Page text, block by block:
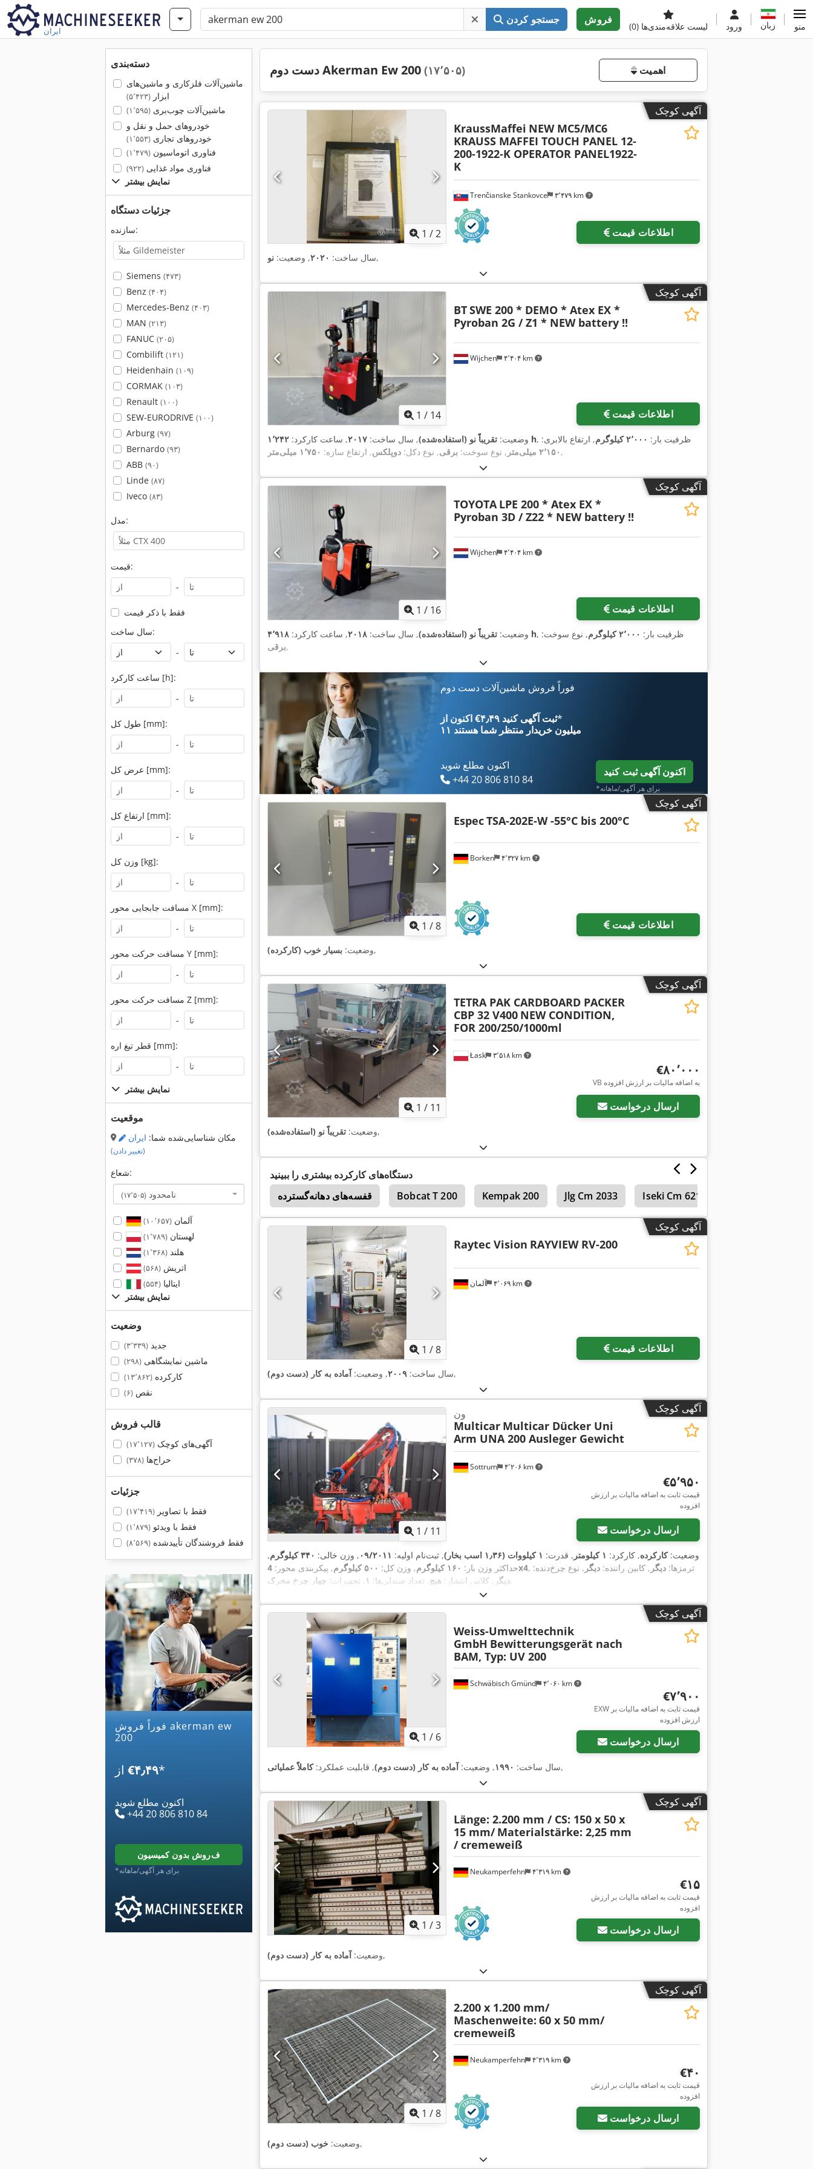
ایران
جستجو کردن فروش
لیست علاقه‌مندی‌ها (0) ورود زبان منو
دسته‌بندی
ماشین‌آلات فلزکاری و ماشین‌های
ابزار(۵٬۴۲۳)
ماشین‌آلات چوب‌بری(۱٬۵۹۵)
خودروهای حمل و نقل و
خودروهای تجاری(۱٬۵۵۳)
فناوری اتوماسیون(۱٬۴۷۹)
فناوری مواد غذایی(۹۲۲)
نمایش بیشتر
جزئیات دستگاه
سازنده:
Siemens (۴۷۳)
Benz (۴۰۴)
Mercedes-Benz (۴۰۳)
MAN (۲۱۳)
FANUC (۲۰۵)
Combilift (۱۲۱)
Heidenhain (۱۰۹)
CORMAK (۱۰۳)
Renault (۱۰۰)
SEW-EURODRIVE (۱۰۰)
Arburg (۹۷)
Bernardo (۹۳)
ABB (۹۰)
Linde (۸۷)
Iveco (۸۳)
مدل:
قیمت:
-
فقط با ذکر قیمت
سال ساخت:
-
ساعت کارکرد [h]:
-
طول کل [mm]:
-
عرض کل [mm]:
-
ارتفاع کل [mm]:
-
وزن کل [kg]:
-
مسافت جابجایی محور X [mm]:
-
مسافت حرکت محور Y [mm]:
-
مسافت حرکت محور Z [mm]:
-
قطر تیغ اره [mm]:
-
نمایش بیشتر
موقعیت
مکان شناسایی‌شده شما: ایران
(تغییر دادن)
شعاع:
نامحدود (۱۷٬۵۰۵)
آلمان(۱۰٬۶۵۷)
لهستان(۱٬۷۸۹)
هلند(۱٬۳۶۸)
اتریش(۵۶۸)
ایتالیا(۵۵۴)
نمایش بیشتر
وضعیت
جدید(۳٬۳۳۹)
ماشین نمایشگاهی(۲۹۸)
کارکرده(۱۳٬۸۶۲)
نقص(۶)
قالب فروش
آگهی‌های کوچک(۱۷٬۱۲۷)
حراج‌ها(۳۷۸)
جزئیات
فقط با تصاویر(۱۷٬۴۱۹)
فقط با ویدئو(۱٬۸۷۹)
فقط فروشندگان تأییدشده(۸٬۵۶۹)
فوراً فروش akerman ew
200
‎€۴٫۴۹*
اکنون مطلع شوید
+44 20 806 810 84
فروش بدون کمیسیون
*برای هر آگهی/ماهانه
دست دوم Akerman Ew 200 (۱۷٬۵۰۵) اهمیت
آگهی کوچک
1 /2
Trenčianske Stankovce ۳٬۴۷۹ km
KraussMaffei NEW MC5/MC6
KRAUSS MAFFEI TOUCH PANEL 12-
200-1922-K OPERATOR PANEL1922-
K
اطلاعات قیمت
سال ساخت: ۲۰۲۰, وضعیت: نو ,
آگهی کوچک
1 / 14
Wijchen ۴٬۴۰۴ km
BTSWE 200 * DEMO * Atex EX *
Pyroban 2G / Z1 * NEW battery !!
اطلاعات قیمت
وضعیت: تقریباً نو (استفاده‌شده), سال ساخت: ۲۰۱۷, ساعت کارکرد: ۱٬۲۴۲ h , ظرفیت بار: ۲٬۰۰۰ کیلوگرم
, ارتفاع بالابری:
۲٬۱۵۰ میلی‌متر
, نوع سوخت: برقی, نوع دکل: دوپلکس, ارتفاع سازه: ۱٬۷۵۰ میلی‌متر ,
آگهی کوچک
1 / 16
Wijchen ۴٬۴۰۴ km
TOYOTA LPE 200 * Atex EX *
Pyroban 3D / Z22 * NEW battery !!
اطلاعات قیمت
وضعیت: تقریباً نو (استفاده‌شده), سال ساخت: ۲۰۱۸, ساعت کارکرد: ۴٬۹۱۸ h , ظرفیت بار: ۲٬۰۰۰ کیلوگرم
, نوع سوخت:
برقی,
فوراً فروش ماشین‌آلات دست دوم
اکنون از ‎€۴٫۴۹ ثبت آگهی کنید*
۱۱ میلیون خریدار منتظر شما هستند
اکنون مطلع شوید
+44 20 806 810 84
اکنون آگهی ثبت کنید
*برای هر آگهی/ماهانه
آگهی کوچک
1 /8
Borken ۴٬۳۲۷ km
EspecTSA-202E-W -55°C bis 200°C
اطلاعات قیمت
وضعیت: بسیار خوب (کارکرده) ,
آگهی کوچک
1 / 11
Łask ۳٬۵۱۸ km
TETRA PAK CARDBOARD PACKER
CBP 32 V400 NEW CONDITION,
FOR 200/250/1000ml
‎€۸۰٬۰۰۰
VB به اضافه مالیات بر ارزش افزوده
ارسال درخواست
وضعیت: تقریباً نو (استفاده‌شده) ,
دستگاه‌های کارکرده بیشتری را ببینید
قفسه‌های دهانه‌گسترده
Bobcat T 200 Kempak 200 Jlg Cm 2033 Iseki Cm 6217 H
Koelle Adh 50 Masturn 50 Bito
آگهی کوچک
1 /8
آلمان ۴٬۰۶۹ km
Raytec Vision RAYVIEW RV-200
اطلاعات قیمت
سال ساخت: ۲۰۰۹, وضعیت:آماده به کار (دست دوم) ,
آگهی کوچک
1 / 11
Sottrum ۴٬۲۰۶ km
ون
Multicar Multicar Dücker Uni
Arm UNA 200 Ausleger Gewicht
‎€۵٬۹۵۰
قیمت ثابت به اضافه مالیات بر ارزش
افزوده
ارسال درخواست
وضعیت:کارکرده, کارکرد: ۱ کیلومتر , قدرت: ۱ کیلووات (۱٫۳۶ اسب بخار) , ثبت‌نام اولیه: ۰۹/۲۰۱۱ , وزن خالی: ۳۴۰ کیلوگرم
,
حداکثر وزن بار: ۱۶۰ کیلوگرم , وزن کل: ۵۰۰ کیلوگرم , پیکربندی محور: 4x4 , ترمزها: دیگر , کابین راننده: دیگر , نوع چرخ‌دنده:
دیگر , کلاس انتشار: هیچ, تعداد صندلی‌ها: ۱ , تجهیزات: چهار چرخ محرک ,
آگهی کوچک
1 / 6
Schwäbisch Gmünd ۴٬۰۶۰ km
Weiss-Umwelttechnik
GmbH Bewitterungsgerät nach
BAM, Typ: UV 200
‎€۷٬۹۰۰
EXW قیمت ثابت به اضافه مالیات بر
ارزش افزوده
ارسال درخواست
سال ساخت: ۱۹۹۰, وضعیت: آماده به کار (دست دوم), قابلیت عملکرد:کاملاً عملیاتی ,
آگهی کوچک
1 /3
Neukamperfehn ۴٬۳۱۹ km
Länge: 2.200 mm / CS: 150 x 50 x
15 mm/ Materialstärke: 2,25 mm
/ cremeweiß
‎€۱۵
قیمت ثابت به اضافه مالیات بر ارزش
افزوده
ارسال درخواست
وضعیت: آماده به کار (دست دوم) ,
آگهی کوچک
1 /8
Neukamperfehn ۴٬۳۱۹ km
2.200 x 1.200 mm/
Maschenweite: 60 x 50 mm/
cremeweiß
‎€۴۰
قیمت ثابت به اضافه مالیات بر ارزش
افزوده
ارسال درخواست
وضعیت: خوب (دست دوم) ,